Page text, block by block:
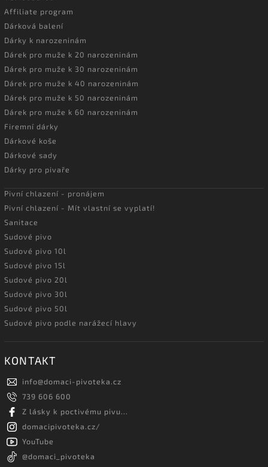
Affiliate program
Dárková balení
Dárky k narozeninám
Dárek pro muže k 20 narozeninám
Dárek pro muže k 30 narozeninám
Dárek pro muže k 40 narozeninám
Dárek pro muže k 50 narozeninám
Dárek pro muže k 60 narozeninám
Firemní dárky
Dárkové koše
Dárkové sady
Dárky pro pivaře
Pivní chlazení - pronájem
Pivní chlazení - Mít vlastní se vyplatí!
Sanitace
Sudové pivo
Sudové pivo 10l
Sudové pivo 15l
Sudové pivo 20l
Sudové pivo 30l
Sudové pivo 50l
Sudové pivo podle narážecí hlavy
KONTAKT
info@domaci-pivoteka.cz
739 606 600
Z lásky k poctivému pivu...
domacipivoteka.cz/
YouTube
@domaci_pivoteka